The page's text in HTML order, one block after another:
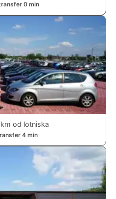
0min
km od lotniska
4 min